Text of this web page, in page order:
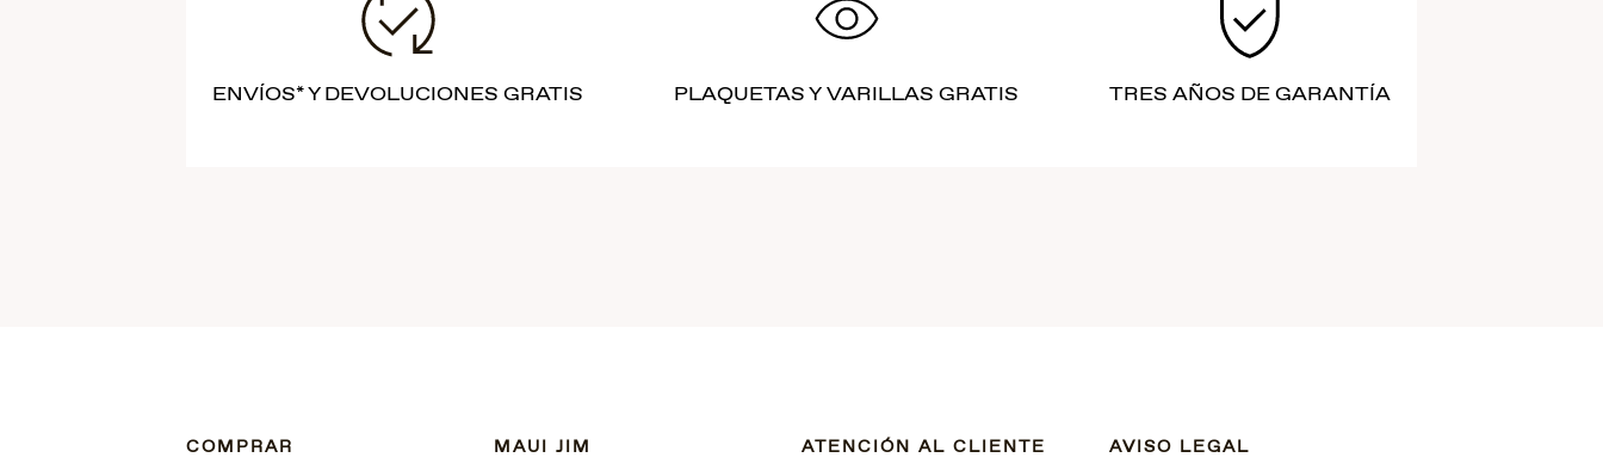
ENVÍOS* Y DEVOLUCIONES GRATIS PLAQUETAS Y VARILLAS GRATIS TRES AÑOS DE GARANTÍA
COMPRAR MAUI JIM ATENCIÓN AL CLIENTE AVISO LEGAL